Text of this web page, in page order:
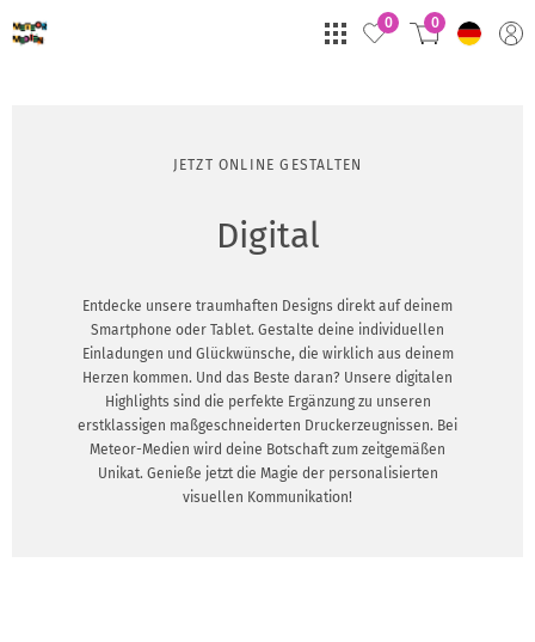
0 0
JETZT ONLINE GESTALTEN
Digital
Entdecke unsere traumhaften Designs direkt auf deinem
Smartphone oder Tablet. Gestalte deine individuellen
Einladungen und Glückwünsche, die wirklich aus deinem
Herzen kommen. Und das Beste daran? Unsere digitalen
Highlights sind die perfekte Ergänzung zu unseren
erstklassigen maßgeschneiderten Druckerzeugnissen. Bei
Meteor-Medien wird deine Botschaft zum zeitgemäßen
Unikat. Genieße jetzt die Magie der personalisierten
visuellen Kommunikation!